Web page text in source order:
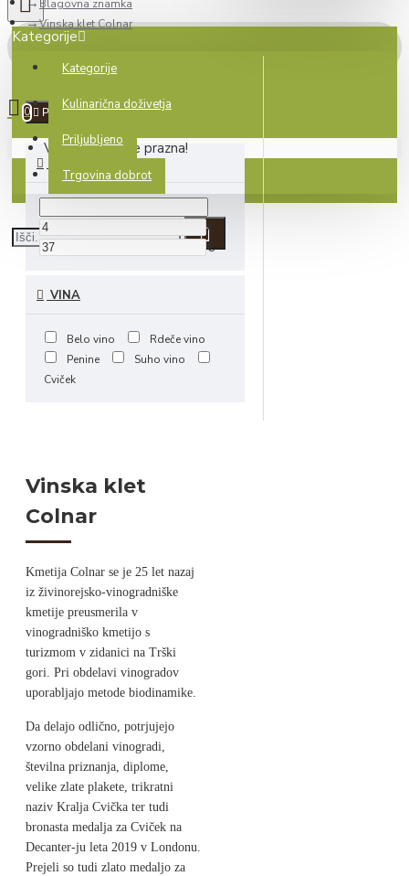
Kategorije
Kategorije
Kulinarična doživetja
Priljubljeno
Trgovina dobrot
0
Vaša košarica je prazna!
Blagovna znamka
Vinska klet Colnar
Počisti
€
€
VINA
Belo vino
Rdeče vino
Penine
Suho vino
Cviček
Vinska klet
Colnar
Kmetija Colnar se je 25 let nazaj
iz živinorejsko-vinogradniške
kmetije preusmerila v
vinogradniško kmetijo s
turizmom v zidanici na Trški
gori. Pri obdelavi vinogradov
uporabljajo metode biodinamike.
Da delajo odlično, potrjujejo
vzorno obdelani vinogradi,
številna priznanja, diplome,
velike zlate plakete, trikratni
naziv Kralja Cvička ter tudi
bronasta medalja za Cviček na
Decanter-ju leta 2019 v Londonu.
Prejeli so tudi zlato medaljo za